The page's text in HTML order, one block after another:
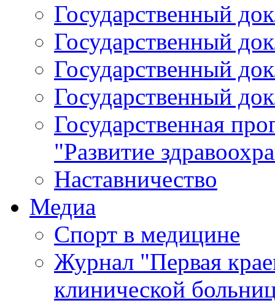
Государственный
Государственный
Государственный
Государственный
Государственная
"Развитие
Наставничество
Медиа
Спорт в медицине
Журнал "Первая
клинической